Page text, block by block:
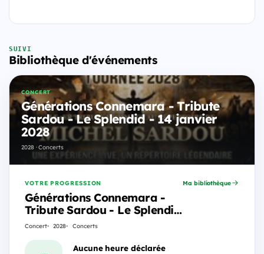
SUIVI
Bibliothèque d'événements
CONCERT
Générations Connemara - Tribute
Sardou - Le Splendid - 14 janvier
2028
2028 · Concerts
VOTRE PROGRESSION
Générations Connemara -
Tribute Sardou - Le Splendid
- 14 janvier 2028
Concert 2028 Concerts
Ma bibliothèque
Aucune heure déclarée